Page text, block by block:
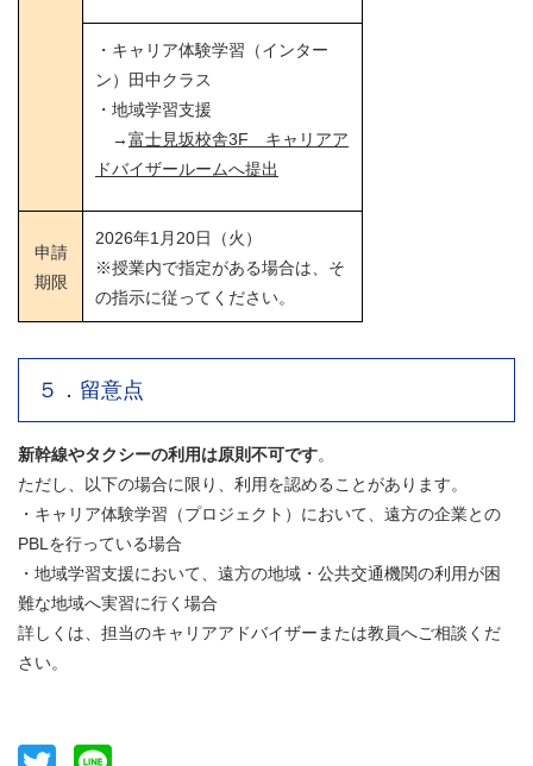
・キャリア体験学習（インター
ン）田中クラス
・地域学習支援
→富士見坂校舎3F キャリアア
ドバイザールームへ提出
申請
期限
2026年1月20日（火）
※授業内で指定がある場合は、そ
の指示に従ってください。
５．留意点
新幹線やタクシーの利用は原則不可です。
ただし、以下の場合に限り、利用を認めることがあります。
・キャリア体験学習（プロジェクト）において、遠方の企業との
PBLを行っている場合
・地域学習支援において、遠方の地域・公共交通機関の利用が困
難な地域へ実習に行く場合
詳しくは、担当のキャリアアドバイザーまたは教員へご相談くだ
さい。